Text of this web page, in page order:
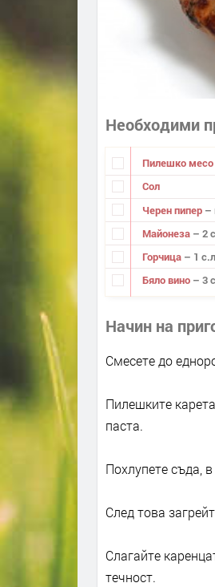
Необходими
Пилешко месо
Сол
Черен пипер –
Майонеза – 2
Горчица – 1
Бяло вино – 3
Начин на
Смесете до
Пилешките
паста.
Похлупете съда,
След това
Слагайте
течност.